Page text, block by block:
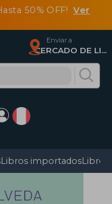
50% OFF!Ver
Enviar a
CERCADO DE LIMA, Lima
Libros importadosLibros